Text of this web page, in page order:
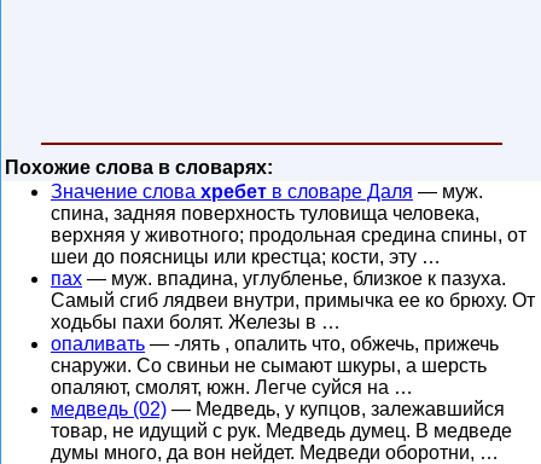
Похожие слова в словарях:
Значение слова хребет в словаре Даля — муж.
спина, задняя поверхность туловища человека,
верхняя у животного; продольная средина спины, от
шеи до поясницы или крестца; кости, эту …
пах — муж. впадина, углубленье, близкое к пазуха.
Самый сгиб лядвеи внутри, примычка ее ко брюху. От
ходьбы пахи болят. Железы в …
опаливать — -лять , опалить что, обжечь, прижечь
снаружи. Со свиньи не сымают шкуры, а шерсть
опаляют, смолят, южн. Легче суйся на …
медведь (02) — Медведь, у купцов, залежавшийся
товар, не идущий с рук. Медведь думец. В медведе
думы много, да вон нейдет. Медведи оборотни, …